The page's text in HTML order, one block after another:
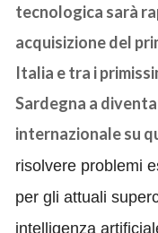
tecnologica sarà
acquisizione del
Italia e tra i
Sardegna a
internazionale su
risolvere problemi
per gli attuali
intelligenza